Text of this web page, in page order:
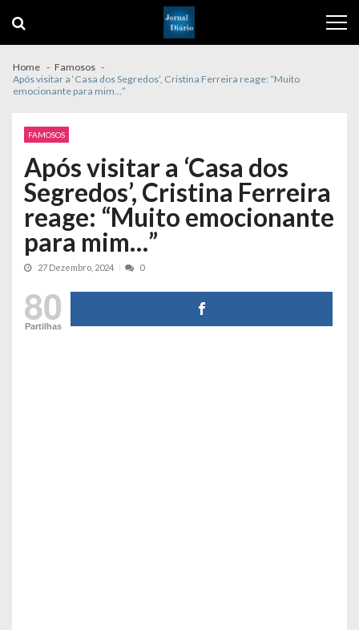
navigation
content
Home
Famosos
Após visitar a ‘Casa dos Segredos’, Cristina Ferreira reage: “Muito
emocionante para mim…”
FAMOSOS
Após visitar a ‘Casa dos
Segredos’, Cristina Ferreira
reage: “Muito emocionante
para mim…”
27 Dezembro, 2024 0
80
Partilhas